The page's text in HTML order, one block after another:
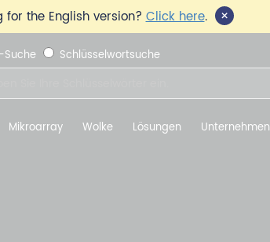
for the English version?Click here. ×
Schlüsselwortsuche
Mikroarray Wolke Lösungen Unternehmen